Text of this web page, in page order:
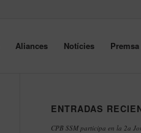
Aliances Notícies Premsa
ENTRADAS
CPB SSM participa en la 2a